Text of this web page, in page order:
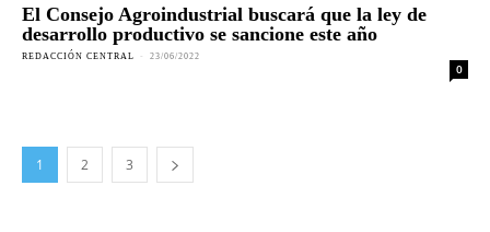
El Consejo Agroindustrial buscará que la ley de
desarrollo productivo se sancione este año
REDACCIÓN CENTRAL - 23/06/2022
0
1 2 3